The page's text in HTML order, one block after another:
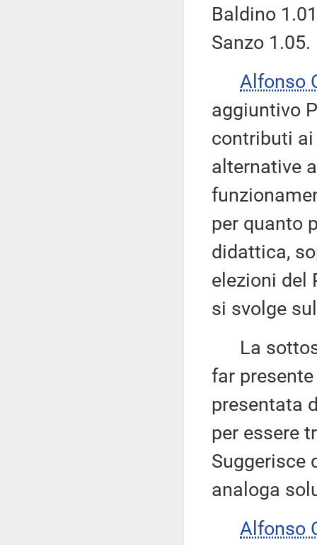
Baldino
Sanzo 1.05.
Alfonso
aggiuntivo
contributi
alternative
per quanto
didattica,
elezioni del
si svolge
La
far
presentata
per essere
Suggerisce
analoga
Alfonso